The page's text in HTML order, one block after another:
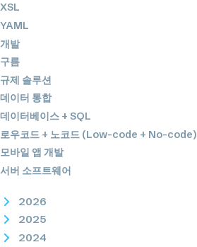
XSL
YAML
개발
구름
규제 솔루션
데이터 통합
데이터베이스 + SQL
로우코드 + 노코드 (Low-code + No-code)
모바일 앱 개발
서버 소프트웨어
2026
2025
2024